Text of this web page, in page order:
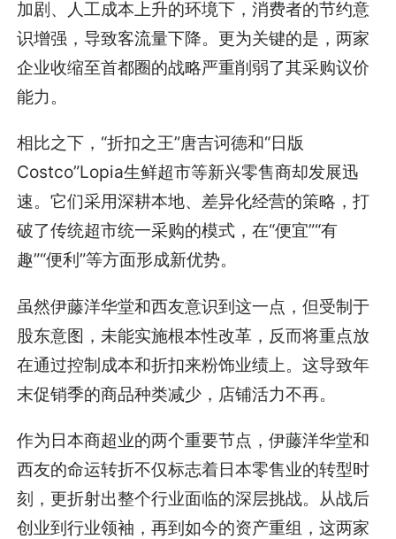
加剧、人工成本上升的环境下，消费者的节约意
识增强，导致客流量下降。更为关键的是，两家
企业收缩至首都圈的战略严重削弱了其采购议价
能力。
相比之下，“折扣之王”唐吉诃德和“日版
Costco”Lopia生鲜超市等新兴零售商却发展迅
速。它们采用深耕本地、差异化经营的策略，打
破了传统超市统一采购的模式，在“便宜”“有
趣”“便利”等方面形成新优势。
虽然伊藤洋华堂和西友意识到这一点，但受制于
股东意图，未能实施根本性改革，反而将重点放
在通过控制成本和折扣来粉饰业绩上。这导致年
末促销季的商品种类减少，店铺活力不再。
作为日本商超业的两个重要节点，伊藤洋华堂和
西友的命运转折不仅标志着日本零售业的转型时
刻，更折射出整个行业面临的深层挑战。从战后
创业到行业领袖，再到如今的资产重组，这两家